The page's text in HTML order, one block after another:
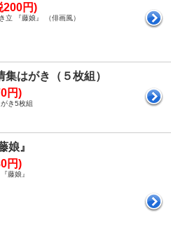
200円)
立 『藤娘』 （俳画風）
集はがき（５枚組）
円)
き5枚組
娘』
円)
藤娘』